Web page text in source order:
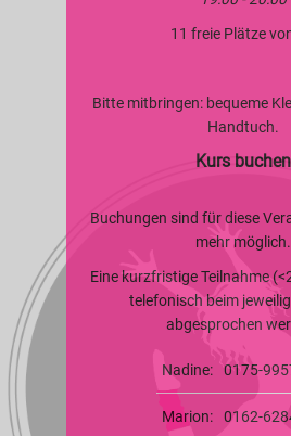
11 freie Plätze
Bitte mitbringen: bequeme
Handtuch.
Kurs buchen
Buchungen sind für diese
mehr möglich.
Eine kurzfristige Teilnahme
telefonisch beim
abgesprochen
Nadine: 0175-
Marion: 0162-